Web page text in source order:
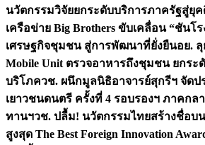
นวัตกรรมวิจัยยกระดับบริการภาครัฐสู่ยุ
เครือข่าย Big Brothers ขับเคลื่อน “ชันโร
เศรษฐกิจชุมชน สู่การพัฒนาที่ยั่งยืนอย.
Mobile Unit ตรวจอาหารถึงชุมชน ยกร
บริโภควช. ผนึกมูลนิธิอาจารย์สุกรีฯ จัดป
เยาวชนดนตรี ครั้งที่ 4 รอบรองฯ ภาคกล
ทานฯวช. ปลื้ม! นวัตกรรมไทยสร้างชื่อบ
สูงสุด The Best Foreign Innovation